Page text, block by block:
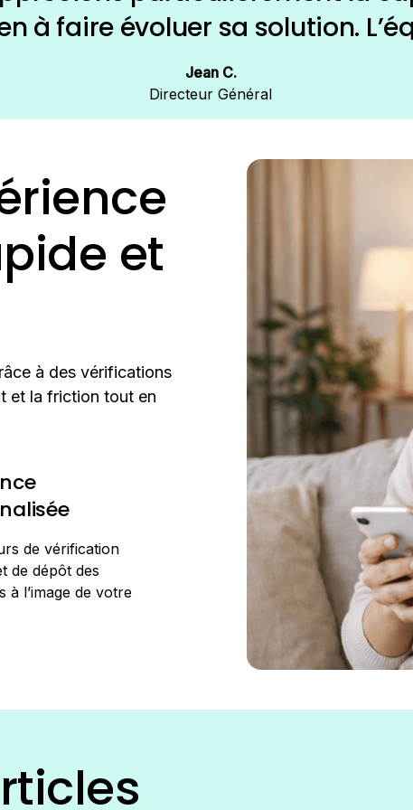
à faire évoluer sa solution.
prend rapidement en compte
une amélioration continue
Jean C.
Directeur Général
et
à des vérifications
et la friction tout en
de vérification
de dépôt des
à l’image de votre